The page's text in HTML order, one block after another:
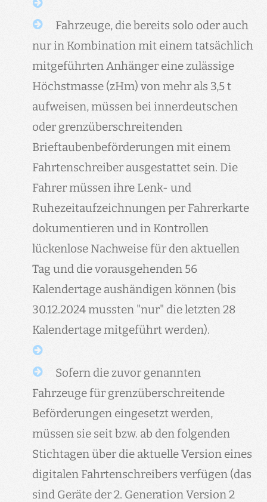
Fahrzeuge, die bereits solo oder auch
nur in Kombination mit einem tatsächlich
mitgeführten Anhänger eine zulässige
Höchstmasse (zHm) von mehr als 3,5 t
aufweisen, müssen bei innerdeutschen
oder grenzüberschreitenden
Brieftaubenbeförderungen mit einem
Fahrtenschreiber ausgestattet sein. Die
Fahrer müssen ihre Lenk- und
Ruhezeitaufzeichnungen per Fahrerkarte
dokumentieren und in Kontrollen
lückenlose Nachweise für den aktuellen
Tag und die vorausgehenden 56
Kalendertage aushändigen können (bis
30.12.2024 mussten "nur" die letzten 28
Kalendertage mitgeführt werden).
Sofern die zuvor genannten
Fahrzeuge für grenzüberschreitende
Beförderungen eingesetzt werden,
müssen sie seit bzw. ab den folgenden
Stichtagen über die aktuelle Version eines
digitalen Fahrtenschreibers verfügen (das
sind Geräte der 2. Generation Version 2